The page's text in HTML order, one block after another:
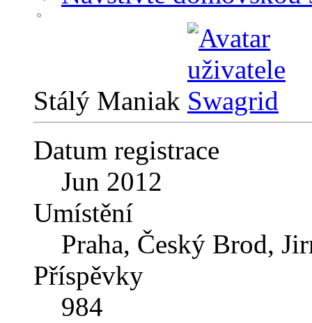
Stálý Maniak
Datum registrace
Jun 2012
Umístění
Praha, Český Brod,
Příspěvky
984